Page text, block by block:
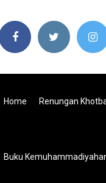
Home Renungan
Buku